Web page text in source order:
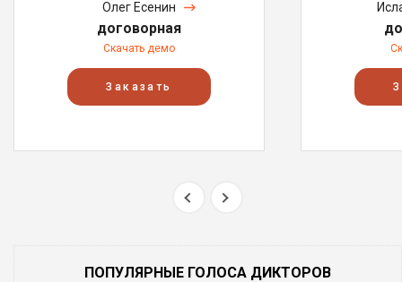
Олег Есенин
договорная
Скачать демо
Заказать
ПОПУЛЯРНЫЕ ГОЛОСА ДИКТОРОВ